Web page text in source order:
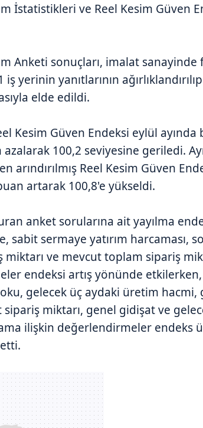
İstatistikleri ve Reel Kesim Güven
Anketi sonuçları, imalat sanayinde
yerinin yanıtlarının ağırlıklandırılıp
elde edildi.
Kesim Güven Endeksi eylül ayında
100,2 seviyesine geriledi.
arındırılmış Reel Kesim Güven
artarak 100,8'e yükseldi.
anket sorularına ait yayılma
sabit sermaye yatırım harcaması,
ve mevcut toplam sipariş
endeksi artış yönünde
gelecek üç aydaki üretim hacmi,
miktarı, genel gidişat ve
ilişkin değerlendirmeler endeks